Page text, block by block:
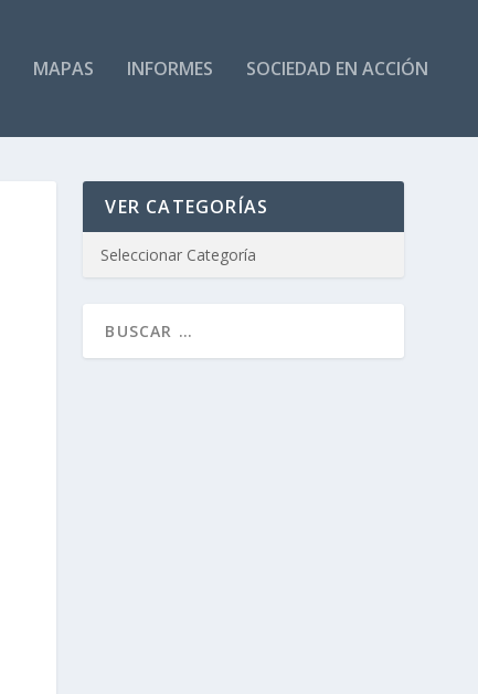
MAPAS INFORMES SOCIEDAD EN ACCIÓN
VER CATEGORÍAS